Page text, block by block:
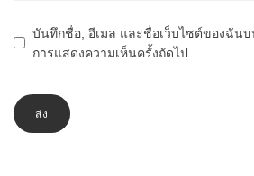
บันทึกชื่อ, อีเมล และชื่อเว็บไซต์ของฉันบ
การแสดงความเห็นครั้งถัดไป